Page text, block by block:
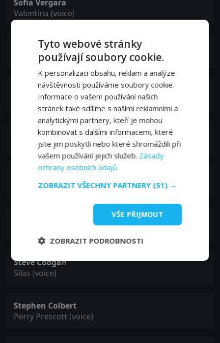
Sofía Vergara
Valentina (voice)
Miranda Cosgrove
Margo (voice)
Dana Gaier
Edith (voice)
Madison Polan
Agnes (voice)
Pierre Coffin
Minions (voice)
Steve Coogan
Silas (voice)
Stephen Colbert
Perry Prescott (voice)
Tyto webové stránky
používají soubory cookie.
K personalizaci obsahu, reklam a analýze
návštěvnosti používáme soubory cookie.
Informace o vašem používání našich
stránek také sdílíme s našimi reklamními a
analytickými partnery, kteří je mohou
kombinovat s dalšími informacemi, které
jste jim poskytli nebo které shromáždili při
vašem používání jejich služeb. Zásady
ochrany osobních údajů
ZOBRAZIT VŠECHNY PARTNERY (51) →
VŠE PŘIJMOUT
ZOBRAZIT PODROBNOSTI